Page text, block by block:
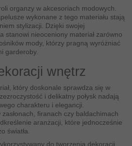
organzy w akcesoriach modowych.
wykonane z tego materiału stają
stylizacji. Dzięki swojej
stanowi nieoceniony materiał zarówno
mody, którzy pragną wyróżniać
garderoby.
wnętrz
który doskonale sprawdza się w
i delikatny połysk nadają
charakteru i elegancji.
firanach czy baldachimach
aranżacji, które jednocześnie
światła.
do tworzenia dekoracji